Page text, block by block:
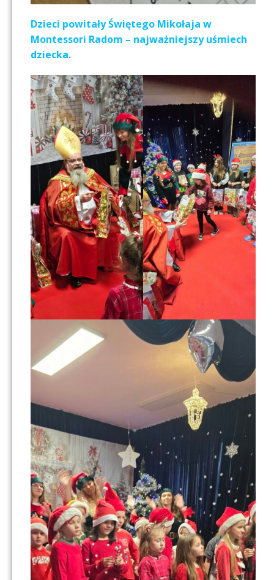
Dzieci powitały Świętego Mikołaja w
Montessori Radom – najważniejszy uśmiech
dziecka.